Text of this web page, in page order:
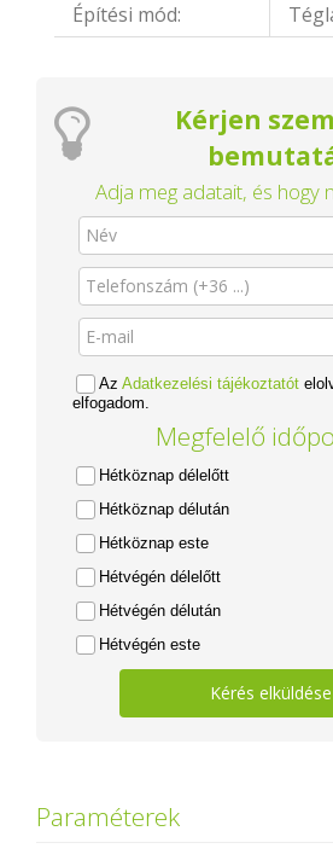
Építési mód:
Kérjen
Adja meg adatait, és hogy
Az Adatkezelési tájékoztatót
elfogadom.
Megfelelő
Hétköznap délelőtt
Hétköznap délután
Hétköznap este
Hétvégén délelőtt
Hétvégén délután
Hétvégén este
Kérés elküldése
Paraméterek